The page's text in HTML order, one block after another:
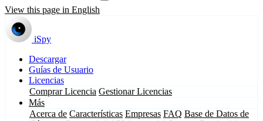
View this page in English
iSpy
Descargar
Guías de Usuario
Licencias
Comprar Licencia Gestionar Licencias
Más
Acerca de Características Empresas FAQ Base de Datos de